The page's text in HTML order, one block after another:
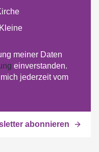
meiner Daten
einverstanden.
jederzeit vom